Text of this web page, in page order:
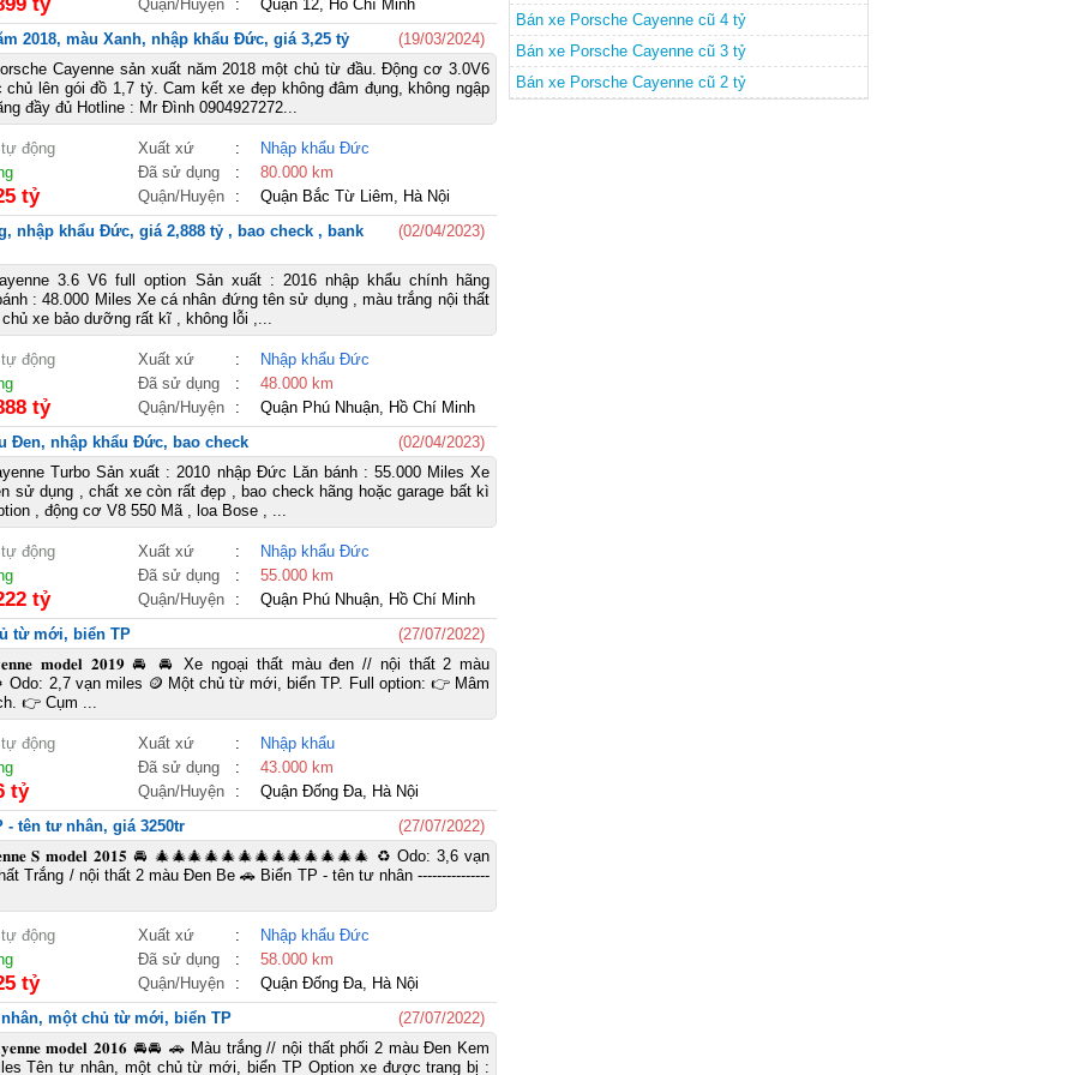
Quận/Huyện :
Quận 12, Hồ Chí Minh
2018, màu Xanh, nhập khẩu Đức, giá 3,25 tỷ
(19/03/2024)
Cayenne sản xuất năm 2018 một chủ từ đầu. Động cơ 3.0V6
lên gói đồ 1,7 tỷ. Cam kết xe đẹp không đâm đụng, không ngập
đầy đủ Hotline : Mr Đình 0904927272...
động Xuất xứ :
Nhập khẩu Đức
Đã sử dụng : 80.000 km
tỷ Quận/Huyện :
Quận Bắc Từ Liêm, Hà Nội
nhập khẩu Đức, giá 2,888 tỷ , bao check , bank
(02/04/2023)
3.6 V6 full option Sản xuất : 2016 nhập khẩu chính hãng
: 48.000 Miles Xe cá nhân đứng tên sử dụng , màu trắng nội thất
xe bảo dưỡng rất kĩ , không lỗi ,...
động Xuất xứ :
Nhập khẩu Đức
Đã sử dụng : 48.000 km
tỷ Quận/Huyện :
Quận Phú Nhuận, Hồ Chí Minh
Đen, nhập khẩu Đức, bao check
(02/04/2023)
Turbo Sản xuất : 2010 nhập Đức Lăn bánh : 55.000 Miles Xe
sử dụng , chất xe còn rất đẹp , bao check hãng hoặc garage bất kì
, động cơ V8 550 Mã , loa Bose , ...
động Xuất xứ :
Nhập khẩu Đức
Đã sử dụng : 55.000 km
tỷ Quận/Huyện :
Quận Phú Nhuận, Hồ Chí Minh
từ mới, biển TP
(27/07/2022)
𝐦𝐨𝐝𝐞𝐥 𝟐𝟎𝟏𝟗 🚘 🚘 Xe ngoại thất màu đen // nội thất 2 màu
Odo: 2,7 vạn miles 🪙 Một chủ từ mới, biển TP. Full option: 👉 Mâm
👉 Cụm ...
động Xuất xứ :
Nhập khẩu
Đã sử dụng : 43.000 km
tỷ Quận/Huyện :
Quận Đống Đa, Hà Nội
- tên tư nhân, giá 3250tr
(27/07/2022)
𝐒 𝐦𝐨𝐝𝐞𝐥 𝟐𝟎𝟏𝟓 🚘 🎄🎄🎄🎄🎄🎄🎄🎄🎄🎄🎄🎄🎄 ♻️ Odo: 3,6 vạn
Trắng / nội thất 2 màu Đen Be 🚗 Biển TP - tên tư nhân ---------------
động Xuất xứ :
Nhập khẩu Đức
Đã sử dụng : 58.000 km
tỷ Quận/Huyện :
Quận Đống Đa, Hà Nội
nhân, một chủ từ mới, biển TP
(27/07/2022)
𝐦𝐨𝐝𝐞𝐥 𝟐𝟎𝟏𝟔 🚘🚘 🚗 Màu trắng // nội thất phối 2 màu Đen Kem
Tên tư nhân, một chủ từ mới, biển TP Option xe được trang bị :
Bán xe Porsche Cayenne cũ 4 tỷ
Bán xe Porsche Cayenne cũ 3 tỷ
Bán xe Porsche Cayenne cũ 2 tỷ